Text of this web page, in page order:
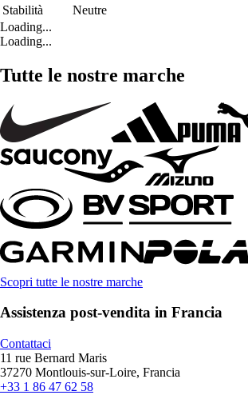
Stabilità
Neutre
Loading...
Loading...
Tutte le nostre marche
Scopri tutte le nostre marche
Assistenza post-vendita in Francia
Contattaci
11 rue Bernard Maris
37270 Montlouis-sur-Loire, Francia
+33 1 86 47 62 58